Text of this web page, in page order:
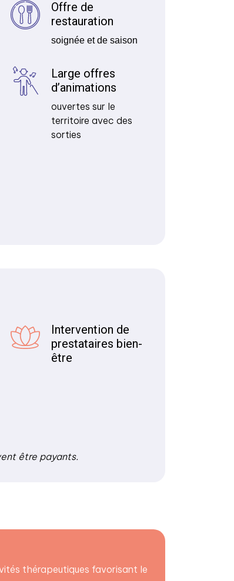
Offre de
restauration
soignée et de saison
Large offres
d’animations
ouvertes sur le
territoire avec des
sorties
Intervention de
prestataires bien-
être
être payants.
thérapeutiques favorisant le